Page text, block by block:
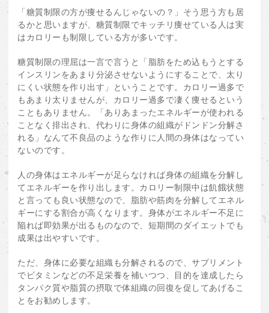
「糖質制限の方が痩せるんじゃないの？」そう思う方も居
るかと思いますが、糖質制限でキッチリ痩せている人は実
はカロリーも制限している方が多いです。
糖質制限の理屈は一言で言うと「脂肪をため込もうとする
インスリンをあまり分泌させないようにすることで、太り
にくい状態を作り出す」ということです。カロリー過多で
もあまり太りませんが、カロリー過多で凄く痩せるという
こともありません。「ありあまったエネルギーが使われる
ことなく排出され、代わりに身体の組織がドンドン分解さ
れる」なんて不良品のような作りに人間の身体はなってい
ないのです。
人の身体はエネルギーが足らなければ身体の組織を分解し
てエネルギーを作り出します。カロリー制限中は飢餓状態
と言っても良い状態なので、脂肪や筋肉を分解してエネル
ギーにする割合が高くなります。身体がエネルギー不足に
陥れば即効果が出るものなので、短期間のダイエットでも
成果は出やすいです。
ただ、身体に必要な組織も分解されるので、サプリメント
でビタミンなどの不足栄養を補いつつ、目的を達成したら
タンパク質や脂質の摂取で体組織の回復を促してあげるこ
とをお勧めします。